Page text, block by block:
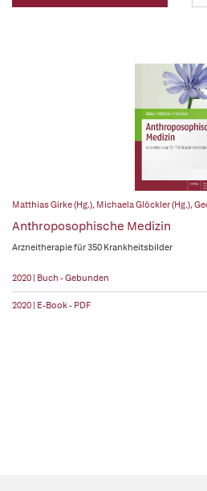
Matthias Girke (Hg.), Michaela Glöckler (Hg.),
Anthroposophische Medizin
Arzneitherapie für 350 Krankheitsbilder
2020 | Buch - Gebunden
2020 | E-Book - PDF